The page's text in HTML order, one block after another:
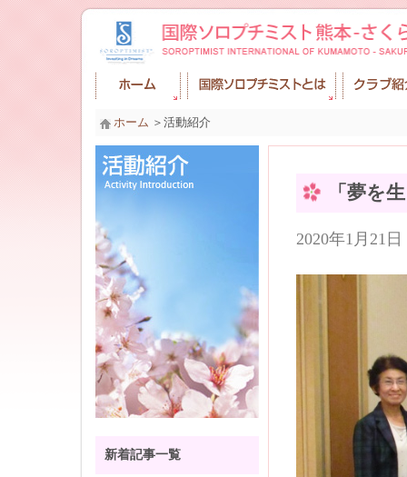
ホーム ＞活動紹介
「夢を
2020年1月21
新着記事一覧